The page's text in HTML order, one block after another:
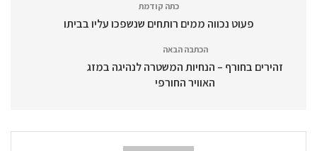
כתה קודמת
פעוט נכווה ממים רותחים שנשפכו עליו בביתו
הכתבה הבאה
זהירים בחורף – הנחיות המשטרה לנהיגה במזג
האוויר החורפי